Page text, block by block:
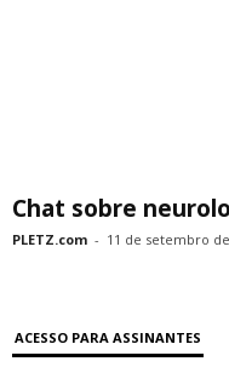
Chat sobre
PLETZ.com - 11 de setembro de
ACESSO PARA ASSINANTES